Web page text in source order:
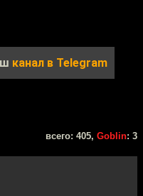
канал в Telegram
всего: 405, Goblin: 3